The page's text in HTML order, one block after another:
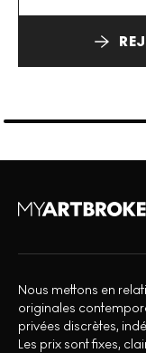
Nous mettons en
originales
privées discrètes,
Les prix sont fixes,